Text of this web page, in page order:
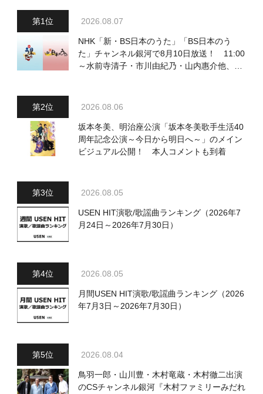
2026.08.07
NHK「新・BS日本のうた」「BS日本のう
た」チャンネル銀河で8月10日放送！ 11:00
～水前寺清子・市川由紀乃・山内惠介他、
2026.08.06
坂本冬美、明治座公演「坂本冬美歌手生活40
周年記念公演～今日から明日へ～」のメイン
ビジュアル公開！ 本人コメントも到着
2026.08.05
USEN HIT演歌/歌謡曲ランキング（2026年7
月24日～2026年7月30日）
2026.08.05
月間USEN HIT演歌/歌謡曲ランキング（2026
年7月3日～2026年7月30日）
2026.08.04
鳥羽一郎・山川豊・木村竜蔵・木村徹二出演
のCSチャンネル銀河『木村ファミリーみだれ